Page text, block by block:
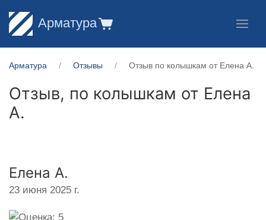
Арматура
Арматура Отзывы Отзыв по колышкам от Елена А.
Отзыв, по колышкам от Елена
А.
Елена А.
23 июня 2025 г.